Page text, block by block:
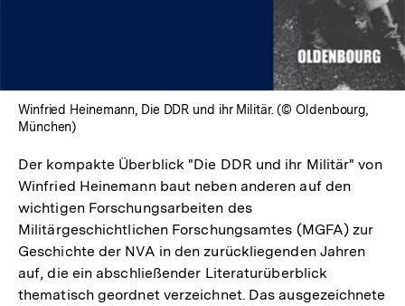
Winfried Heinemann, Die DDR und ihr Militär. (© Oldenbourg,
München)
Der kompakte Überblick "Die DDR und ihr Militär" von
Winfried Heinemann baut neben anderen auf den
wichtigen Forschungsarbeiten des
Militärgeschichtlichen Forschungsamtes (MGFA) zur
Geschichte der NVA in den zurückliegenden Jahren
auf, die ein abschließender Literaturüberblick
thematisch geordnet verzeichnet. Das ausgezeichnete